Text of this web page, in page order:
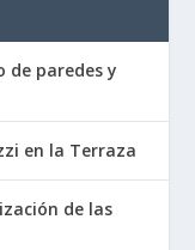
paredes y
en la Terraza
de las